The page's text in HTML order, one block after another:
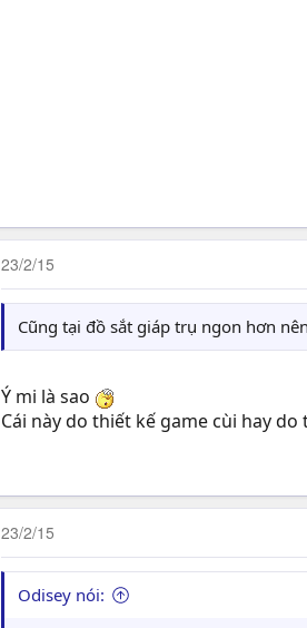
23/2/15
Cũng tại đồ sắt giáp trụ ngon hơn
Ý mi là sao
Cái này do thiết kế game cùi hay
23/2/15
Odisey nói: